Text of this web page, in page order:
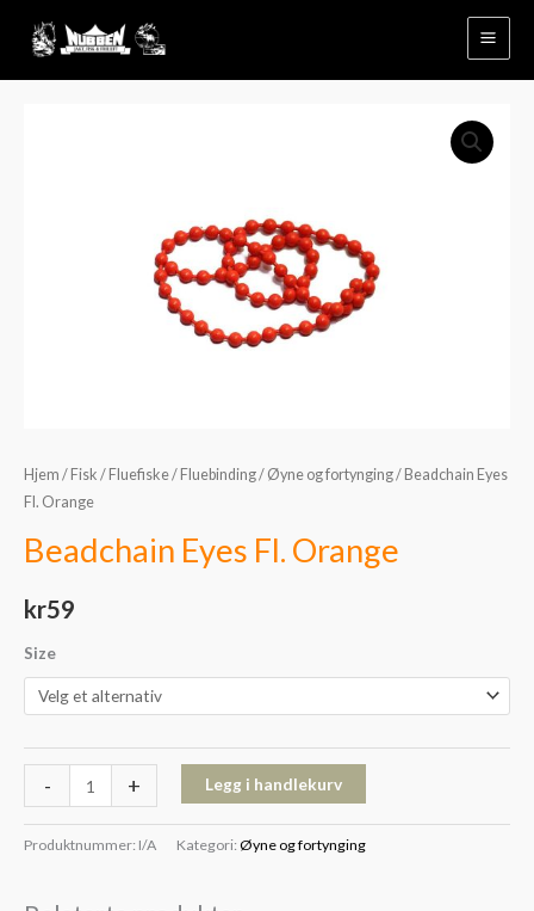
Hjem / Fisk / Fluefiske/ Fluebinding/ Øyne og fortynging/ Beadchain Eyes
Fl. Orange
Beadchain Eyes Fl. Orange
kr59
Size
- + Legg i handlekurv
Produktnummer: I/A Kategori: Øyne og fortynging